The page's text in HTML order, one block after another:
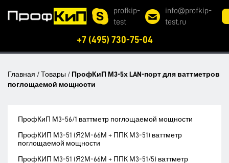
profkip-
test
info@profkip-
test.ru
+7 (495) 730-75-04
Главная / Товары / ПрофКиП М3-5х LAN-порт для ваттметров
поглощаемой мощности
ПрофКиП М3-56/1 ваттметр поглощаемой мощности
ПрофКИП М3-51 (Я2М-66М + ППК М3-51) ваттметр
поглощаемой мощности
ПрофКИП М3-51 (Я2М-66М + ППК М3-51/5) ваттметр